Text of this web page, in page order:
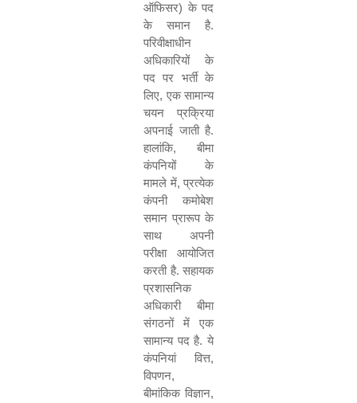
ऑफिसर) के पद
के समान है.
परिवीक्षाधीन
अधिकारियों के
पद पर भर्ती के
लिए, एक सामान्य
चयन प्रक्रिया
अपनाई जाती है.
हालांकि, बीमा
कंपनियों के
मामले में, प्रत्येक
कंपनी कमोबेश
समान प्रारूप के
साथ अपनी
परीक्षा आयोजित
करती है. सहायक
प्रशासनिक
अधिकारी बीमा
संगठनों में एक
सामान्य पद है.ये
कंपनियां वित्त,
विपणन,
बीमांकिक विज्ञान,